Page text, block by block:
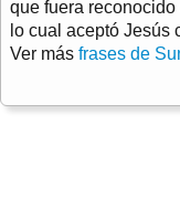
que fuera
lo cual aceptó Jesús
Ver más frases de